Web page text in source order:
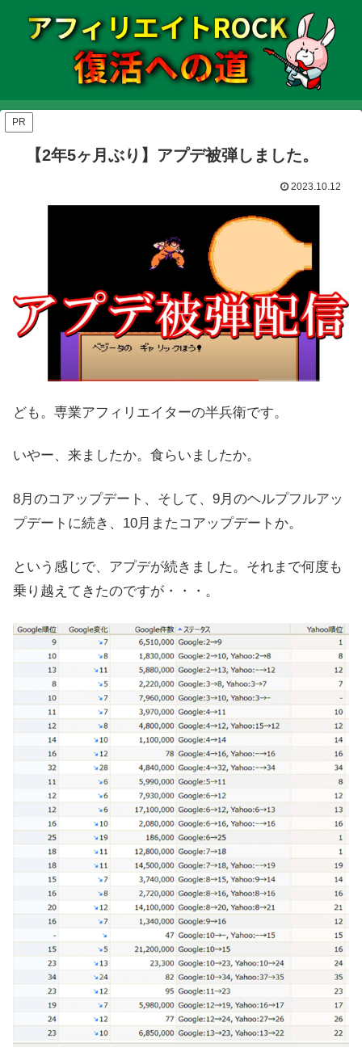
PR
【2年5ヶ月ぶり】アプデ被弾しました。
2023.10.12
ども。専業アフィリエイターの半兵衛です。
いやー、来ましたか。食らいましたか。
8月のコアップデート、そして、9月のヘルプフルアッ
プデートに続き、10月またコアップデートか。
という感じで、アプデが続きました。それまで何度も
乗り越えてきたのですが・・・。